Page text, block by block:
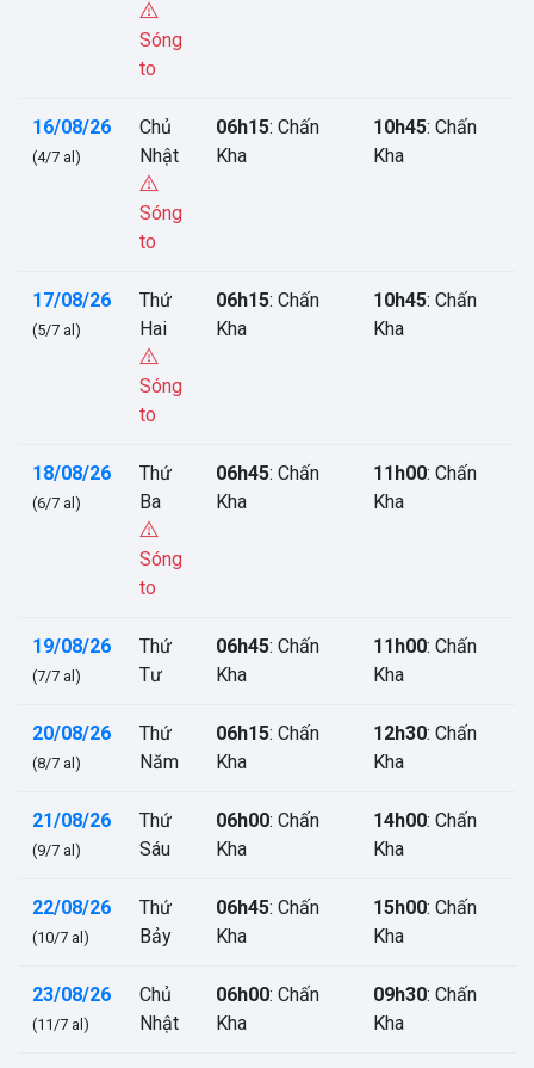
Sóng
to
16/08/26
(4/7 al)
Chủ
Nhật
Sóng
to
06h15: Chấn
Kha
10h45: Chấn
Kha
17/08/26
(5/7 al)
Thứ
Hai
Sóng
to
06h15: Chấn
Kha
10h45: Chấn
Kha
18/08/26
(6/7 al)
Thứ
Ba
Sóng
to
06h45: Chấn
Kha
11h00: Chấn
Kha
19/08/26
(7/7 al)
Thứ
Tư
06h45: Chấn
Kha
11h00: Chấn
Kha
20/08/26
(8/7 al)
Thứ
Năm
06h15: Chấn
Kha
12h30: Chấn
Kha
21/08/26
(9/7 al)
Thứ
Sáu
06h00: Chấn
Kha
14h00: Chấn
Kha
22/08/26
(10/7 al)
Thứ
Bảy
06h45: Chấn
Kha
15h00: Chấn
Kha
23/08/26
(11/7 al)
Chủ
Nhật
06h00: Chấn
Kha
09h30: Chấn
Kha